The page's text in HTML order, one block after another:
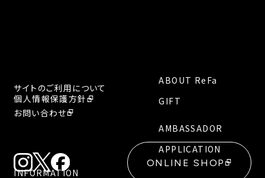
INFORMATION
ABOUT ReFa
GIFT
AMBASSADOR
APPLICATION
サイトのご利用について
個人情報保護方針
お問い合わせ
ONLINE SHOP